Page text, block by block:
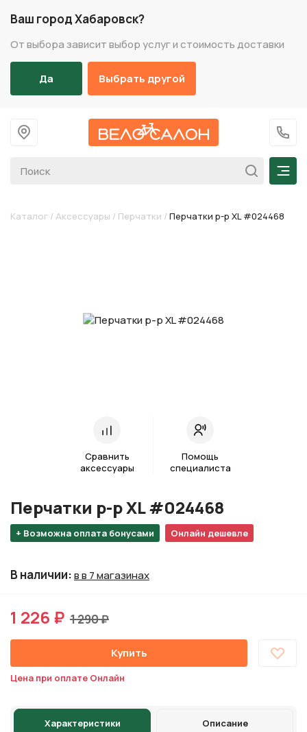
Ваш город Хабаровск?
От выбора зависит выбор услуг и стоимость доставки
Да Выбрать другой
На главную
+7
Каталог / Аксессуары / Перчатки / Перчатки р-р XL #024468
Сравнить
аксессуары
Помощь
специалиста
+ Возможна оплата бонусами Онлайн дешевле
Перчатки р-р XL #024468
В наличии:в в 7 магазинах
1 226 ₽ 1 290 ₽
Купить
Цена при оплате Онлайн
Характеристики Описание